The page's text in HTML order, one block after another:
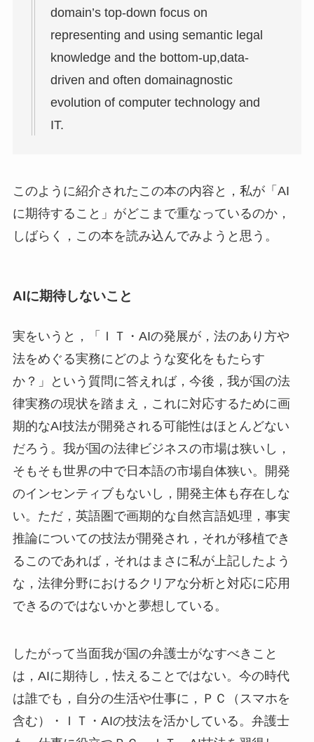
domain’s top-down focus on
representing and using semantic legal
knowledge and the bottom-up,data-
driven and often domainagnostic
evolution of computer technology and
IT.
このように紹介されたこの本の内容と，私が「AI
に期待すること」がどこまで重なっているのか，
しばらく，この本を読み込んでみようと思う。
AIに期待しないこと
実をいうと，「ＩＴ・AIの発展が，法のあり方や
法をめぐる実務にどのような変化をもたらす
か？」という質問に答えれば，今後，我が国の法
律実務の現状を踏まえ，これに対応するために画
期的なAI技法が開発される可能性はほとんどない
だろう。我が国の法律ビジネスの市場は狭いし，
そもそも世界の中で日本語の市場自体狭い。開発
のインセンティブもないし，開発主体も存在しな
い。ただ，英語圏で画期的な自然言語処理，事実
推論についての技法が開発され，それが移植でき
るこのであれば，それはまさに私が上記したよう
な，法律分野におけるクリアな分析と対応に応用
できるのではないかと夢想している。
したがって当面我が国の弁護士がなすべきこと
は，AIに期待し，怯えることではない。今の時代
は誰でも，自分の生活や仕事に，ＰＣ（スマホを
含む）・ＩＴ・AIの技法を活かしている。弁護士